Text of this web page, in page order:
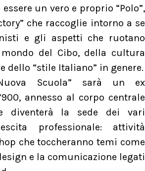
un vero e proprio “Polo”,
che raccoglie intorno a se
e gli aspetti che ruotano
del Cibo, della cultura
dello “stile Italiano” in genere.
Scuola” sarà un ex
annesso al corpo centrale
diventerà la sede dei vari
professionale: attività
che toccheranno temi come
e la comunicazione legati